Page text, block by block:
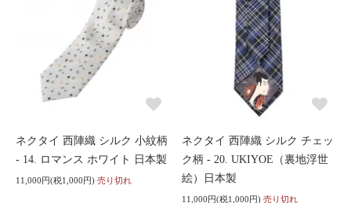
ネクタイ 西陣織 シルク 小紋柄
- 14. ロマンス ホワイト 日本製
11,000円(税1,000円) 売り切れ
ネクタイ 西陣織 シルク チェッ
ク柄 - 20. UKIYOE（裏地浮世
絵）日本製
11,000円(税1,000円) 売り切れ